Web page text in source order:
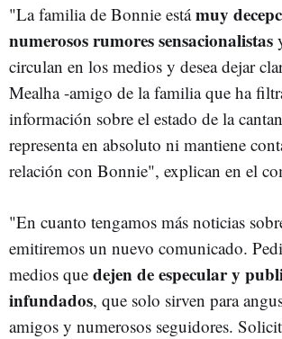
"La familia de Bonnie estámuy
numerosos rumores sensacionalistas
circulan en los medios y desea dejar
Mealha -amigo de la familia que ha
información sobre el estado de la
representa en absoluto ni mantiene
relación con Bonnie", explican en el
"En cuanto tengamos más noticias
emitiremos un nuevo comunicado.
medios que dejen de especular y
infundados, que solo sirven para
amigos y numerosos seguidores.